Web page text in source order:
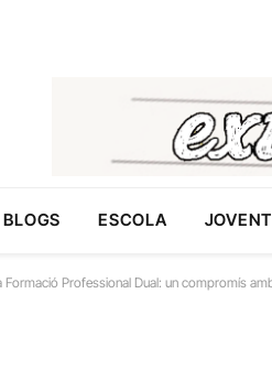
BLOGS ESCOLA
Formació Professional Dual: un compromís